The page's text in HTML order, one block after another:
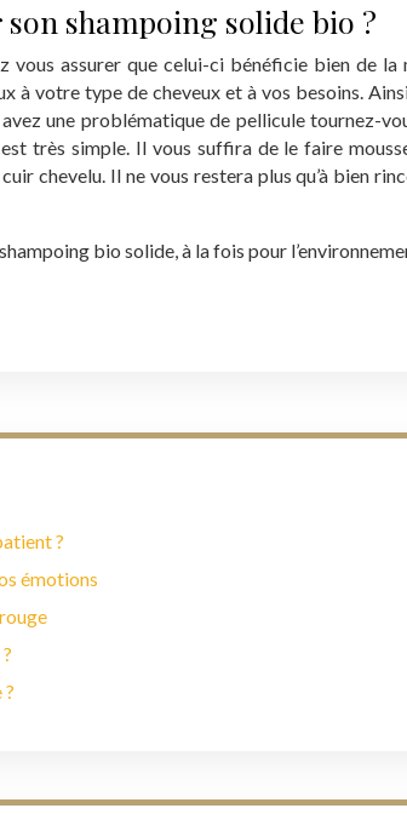
shampoing solide bio ?
vous assurer que celui-ci bénéficie bien de
à votre type de cheveux et à vos besoins.
une problématique de pellicule tournez-
très simple. Il vous suffira de le faire
chevelu. Il ne vous restera plus qu’à bien
bio solide, à la fois pour
?
émotions